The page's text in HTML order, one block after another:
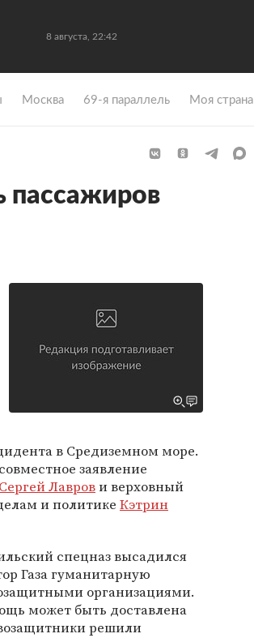
8 августа, 22:42
Москва 69-я параллель Моя страна
пассажиров
в Средиземном море.
заявление
Сергей Лаврови верховный
и политике Кэтрин
спецназ высадился
Газа гуманитарную
организациями.
может быть доставлена
решили